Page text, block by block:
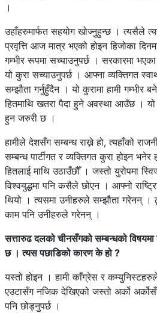
।
उहाँहरुमार्फत सहयोग खोज्नुुहुन्छ । त्यसैले
प्रवृत्ति आज मात्र भएको होइन हिजोका
गम्भीर रूपमा सच्याउनुपर्छ । सरकारमा भएका
यो कुरा सच्याउनुपर्छ । आफ्ना व्यक्तिगत
सम्झौता गर्नुहुँदैन । यो कुरामा हामी गम्भीर
हितमाथि खतरा पैदा हुने अवस्था आउँछ । यो
हुन जरुरी छ ।
हामीले देशसँग सम्बन्ध राख्ने हो, त्यहाँको
सम्बन्ध पार्टीगत र व्यक्तिगत कुरा होइन
हितलाई माथि उठाउँछौँ । जस्तो युरोपमा
विश्वयुद्धमा पनि कसैले छोएन । आफ्नो
थियो । त्यसमा उनीहरुले सम्झौता गरेनन् ।
काम पनि उनीहरुले गरेनन् ।
सत्तारुढ दलको चीनसँगको सम्बन्धको
छ । त्यस पछाडिको कारण के हो ?
यस्तो होइन । हामी काँग्रेस र
एउटासँग नजिक देखिएको जस्तो अर्को
पनि छोड्नुपर्छ ।